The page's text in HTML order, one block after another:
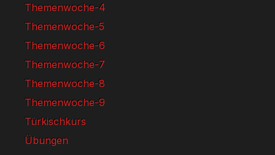
Themenwoche-4
Themenwoche-5
Themenwoche-6
Themenwoche-7
Themenwoche-8
Themenwoche-9
Türkischkurs
Übungen